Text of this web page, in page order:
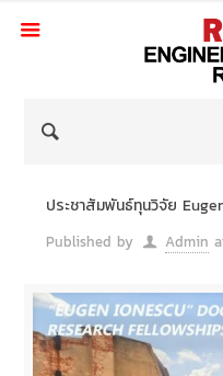
ประชาสัมพันธ์ทุนวิจัย
Published by Admin